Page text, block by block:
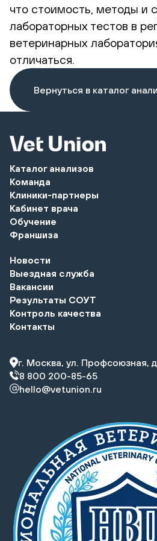
что стоимость, методы и
лабораторных тестов в
ветеринарных
отличаться.
Вернуться в каталог
Каталог анализов
Команда
Клиники-партнеры
Кабинет врача
Обучение
Франшиза
Новости
Выездная служба
Вакансии
Результаты СОУТ
Контроль качества
Контакты
г. Москва, ул. Профсоюзная,
8 800 200-85-65
hello@vetunion.ru